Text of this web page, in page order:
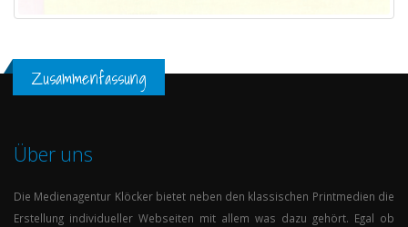
Zusammenfassung
Über uns
Die Medienagentur Klöckerbietet neben den klassischen Printmedien die
Erstellung individueller Webseiten mit allem was dazu gehört. Egal ob